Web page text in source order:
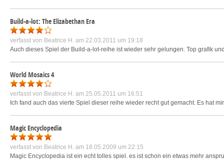
Build-a-lot: The Elizabethan Era
verfasst von Beatrice H. am 22.03.2011 um 19:18
Auch dieses Spiel der Build-a-lot-reihe ist wieder sehr gelungen. Top grafik
World Mosaics 4
verfasst von Beatrice H. am 25.05.2011 um 16:51
Ich fand auch das vierte Spiel dieser reihe wieder recht gut gemacht. Es hat
Magic Encyclopedia
verfasst von Beatrice H. am 18.05.2009 um 22:15
Magic Encyclopedia ist ein echt tolles spiel. es ist schon ein etwas mehr